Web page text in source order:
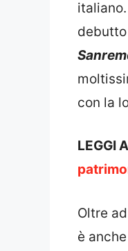
italiano.
debutto
con la
LEGGI
Oltre
è anche